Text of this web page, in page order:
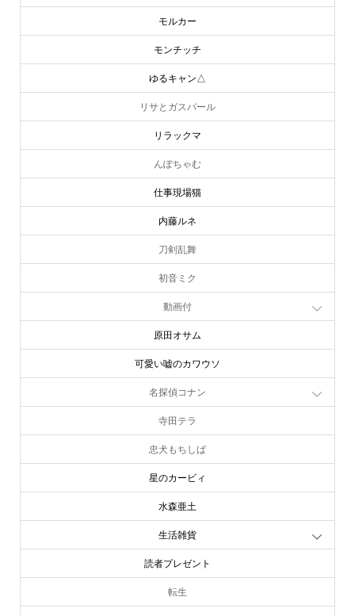
モルカー
モンチッチ
ゆるキャン△
リサとガスパール
リラックマ
んぽちゃむ
仕事現場猫
内藤ルネ
刀剣乱舞
初音ミク
動画付
原田オサム
可愛い嘘のカワウソ
名探偵コナン
寺田テラ
忠犬もちしば
星のカービィ
水森亜土
生活雑貨
読者プレゼント
転生